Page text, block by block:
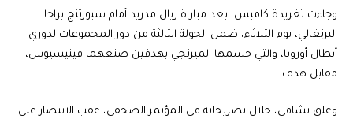
وجاءت تغريدة كامبس، بعد مباراة ريال مدريد أمام سبورتنج براجا
البرتغالي، يوم الثلاثاء، ضمن الجولة الثالثة من دور المجموعات لدوري
أبطال أوروبا، والتي حسمها الميرنجي بهدفين صنعهما فينيسيوس،
مقابل هدف.
وعلق تشافي، خلال تصريحاته في المؤتمر الصحفي، عقب الانتصار على